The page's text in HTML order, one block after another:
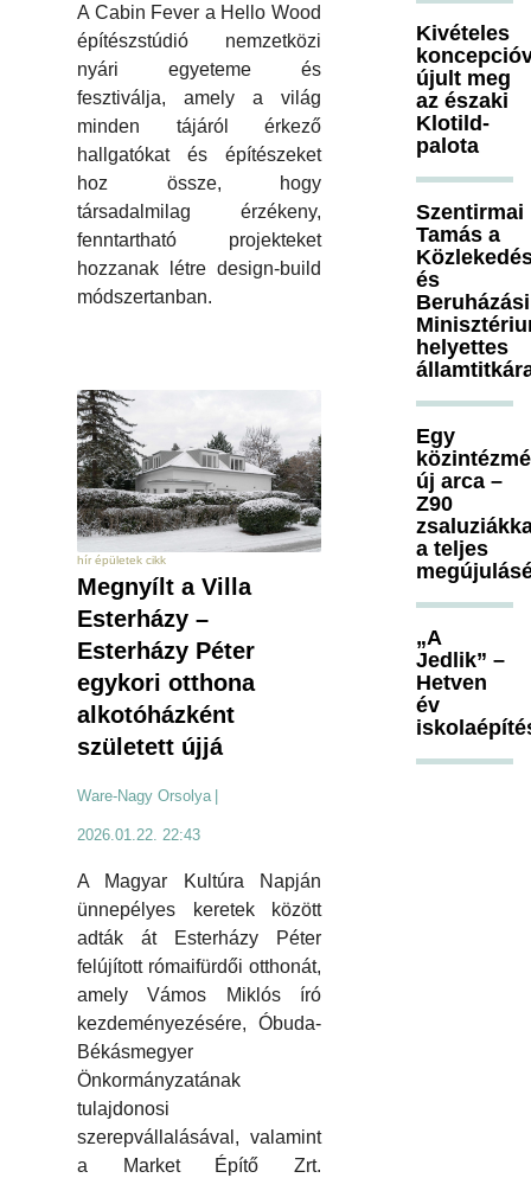
A Cabin Fever a Hello Wood
építészstúdió nemzetközi
nyári egyeteme és
fesztiválja, amely a világ
minden tájáról érkező
hallgatókat és építészeket
hoz össze, hogy
társadalmilag érzékeny,
fenntartható projekteket
hozzanak létre design-build
módszertanban.
hír épületek cikk
Megnyílt a Villa
Esterházy –
Esterházy Péter
egykori otthona
alkotóházként
született újjá
Ware-Nagy Orsolya
2026.01.22. 22:43
A Magyar Kultúra Napján
ünnepélyes keretek között
adták át Esterházy Péter
felújított rómaifürdői otthonát,
amely Vámos Miklós író
kezdeményezésére, Óbuda-
Békásmegyer
Önkormányzatának
tulajdonosi
szerepvállalásával, valamint
a Market Építő Zrt.
Kivételes
újult meg
az északi
Klotild-
palota
Szentirmai
Tamás a
és
Beruházási
helyettes
Egy
új arca –
Z90
a teljes
„A
Jedlik” –
Hetven
év